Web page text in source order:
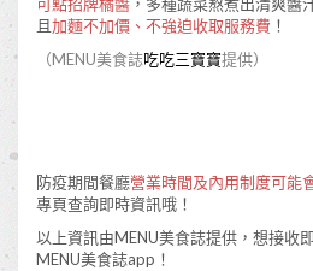
可點招牌橘醬 ，多種蔬菜熬煮出清爽醬
且加麵不加價、不強迫收取服務費 ！
（MENU美食誌吃吃三寶寶提供）
防疫期間餐廳營業時間及內用制度可能
專頁查詢即時資訊哦！
以上資訊由MENU美食誌提供，想接收
MENU美食誌app！